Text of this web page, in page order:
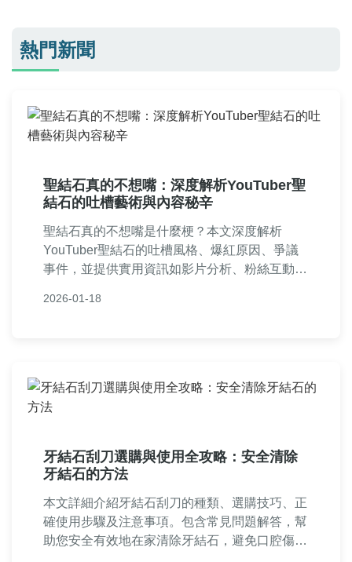
熱門新聞
聖結石真的不想嘴：深度解析YouTuber聖
結石的吐槽藝術與內容秘辛
聖結石真的不想嘴是什麼梗？本文深度解析
YouTuber聖結石的吐槽風格、爆紅原因、爭議
事件，並提供實用資訊如影片分析、粉絲互動秘
個人觀點到常見問答，一次看懂聖結石的網路世
2026-01-18
牙結石刮刀選購與使用全攻略：安全清除
牙結石的方法
本文詳細介紹牙結石刮刀的種類、選購技巧、正
確使用步驟及注意事項。包含常見問題解答，幫
助您安全有效地在家清除牙結石，避免口腔傷